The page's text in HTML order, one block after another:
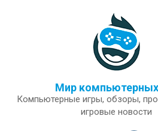
Мир компьютерных
Компьютерные игры, обзоры,
игровые новости